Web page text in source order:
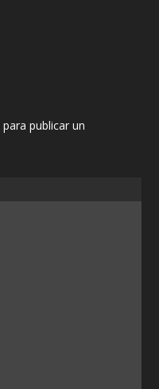
para publicar un